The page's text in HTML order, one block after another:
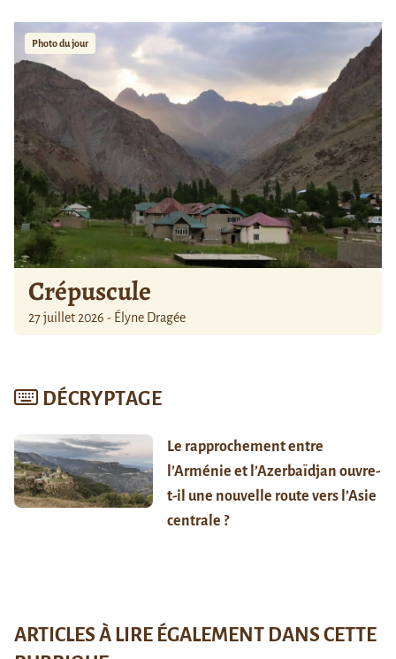
Photo du jour
Crépuscule
27 juillet 2026 - Élyne Dragée
DÉCRYPTAGE
Le rapprochement entre
l’Arménie et l’Azerbaïdjan ouvre-
t-il une nouvelle route vers l’Asie
centrale ?
ARTICLES À LIRE ÉGALEMENT DANS CETTE